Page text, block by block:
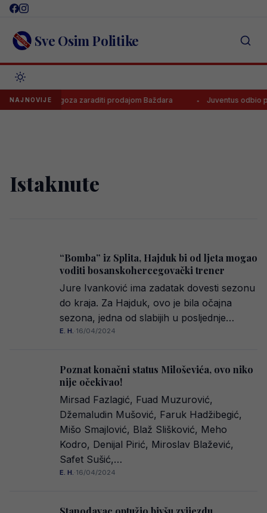
Skip
content Sve Osim Politike
NAJNOVIJE
koliko će Zaragoza zaraditi prodajom Baždara Juventus odbio
Istaknute
“Bomba” iz Splita, Hajduk bi od ljeta mogao
voditi bosanskohercegovački trener
Jure Ivanković ima zadatak dovesti sezonu
do kraja. Za Hajduk, ovo je bila očajna
sezona, jedna od slabijih u posljednje…
E. H.·16/04/2024
Poznat konačni status Miloševića, ovo niko
nije očekivao!
Mirsad Fazlagić, Fuad Muzurović,
Džemaludin Mušović, Faruk Hadžibegić,
Mišo Smajlović, Blaž Slišković, Meho
Kodro, Denijal Pirić, Miroslav Blažević,
Safet Sušić,…
E. H.·16/04/2024